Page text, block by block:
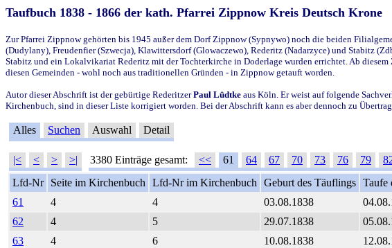
Taufbuch 1838 - 1866 der kath. Pfarrei Zippnow Kreis Deutsch Krone
Zur Pfarrei Zippnow gehörten bis 1945 außer dem Dorf Zippnow (Sypnywo) noch die beiden
(Dudylany), Freudenfier (Szwecja), Klawittersdorf (Glowaczewo), Rederitz (Nadarzyce) und Stabitz
Stabitz und ein Lokalvikariat Rederitz mit der Tochterkirche in Doderlage wurden errichtet. Ab
diesen Gemeinden - wohl noch aus traditionellen Gründen - in Zippnow getauft worden.
Autor dieser Abschrift ist der gebürtige RederitzerPaul Lüdtke aus Köln. Er weist auf folgende
Kirchenbuch, sind in dieser Liste korrigiert worden. Bei der Abschrift kann es aber dennoch zu
Alles Suchen Auswahl Detail
|< < > >| 3380 Einträge gesamt: << 61 64 67 70 73 76 79
Lfd-Nr
Seite im Kirchenbuch Lfd-Nr im Kirchenbuch Geburt des Täuflings Taufe
61
4 4 03.08.1838
62
4 5 29.07.1838
63
4 6 10.08.1838